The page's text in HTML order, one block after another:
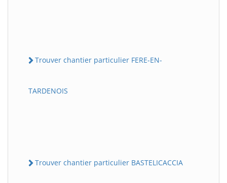
Trouver chantier particulier FERE-EN-
TARDENOIS
Trouver chantier particulier BASTELICACCIA